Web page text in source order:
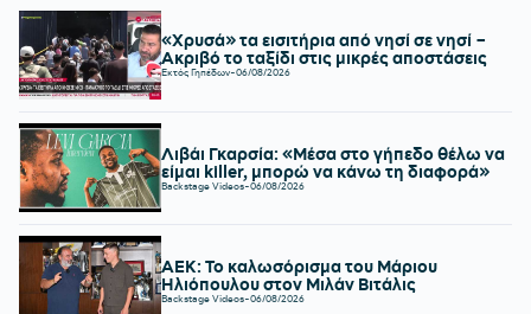
«Χρυσά» τα εισιτήρια από νησί σε νησί –
Ακριβό το ταξίδι στις μικρές αποστάσεις
Εκτός Γηπέδων-06/08/2026
Λιβάι Γκαρσία: «Μέσα στο γήπεδο θέλω να
είμαι killer, μπορώ να κάνω τη διαφορά»
Backstage Videos-06/08/2026
ΑΕΚ: Το καλωσόρισμα του Μάριου
Ηλιόπουλου στον Μιλάν Βιτάλις
Backstage Videos-06/08/2026